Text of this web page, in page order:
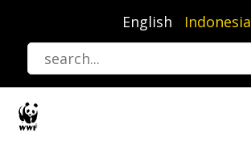
utama
English Indonesia